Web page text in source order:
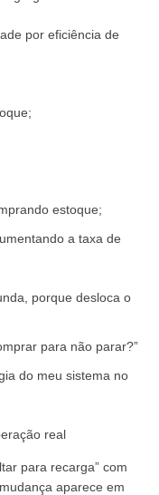
por eficiência de
estoque;
a taxa de
porque desloca o
para não parar?”
do meu sistema no
real
para recarga” com
aparece em